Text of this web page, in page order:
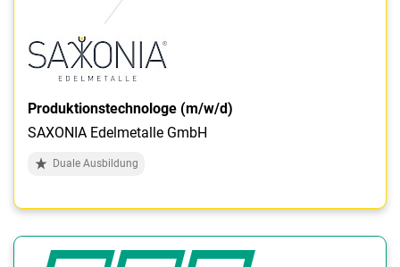
Produktionstechnologe (m/w/d)
SAXONIA Edelmetalle GmbH
Duale Ausbildung